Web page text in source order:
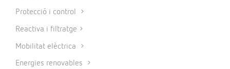
Protecció i control
Reactiva i filtratge
Mobilitat elèctrica
Energies renovables